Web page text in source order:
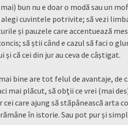
bun nu e doar o modă sau un
cuvintele potrivite; să vezi
și pauzele care accentuează
să știi când e cazul să faci o
că cei din jur au ceva de câștigat.
bine are tot felul de avantaje,
mai plăcut, să obții ce vrei (mai
cei care ajung să stăpânească
în istorie. Sau pot pur și